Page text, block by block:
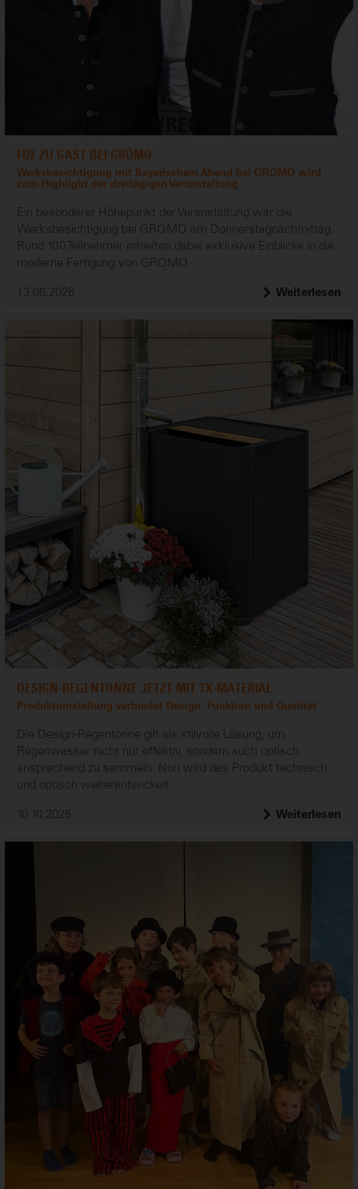
FDF ZU GAST BEI GRÖMO
Werksbesichtigung mit Bayerischem Abend bei GRÖMO wird
zum Highlight der dreitägigen Veranstaltung
Ein besonderer Höhepunkt der Veranstaltung war die
Werksbesichtigung bei GRÖMO am Donnerstagnachmittag.
Rund 100 Teilnehmer erhielten dabei exklusive Einblicke in die
moderne Fertigung von GRÖMO.
13.05.2026
Weiterlesen
DESIGN-REGENTONNE JETZT MIT TX-MATERIAL
Produktumstellung verbindet Design, Funktion und Qualität
Die Design-Regentonne gilt als stilvolle Lösung, um
Regenwasser nicht nur effektiv, sondern auch optisch
ansprechend zu sammeln. Nun wird das Produkt technisch
und optisch weiterentwickelt.
10.10.2025
Weiterlesen